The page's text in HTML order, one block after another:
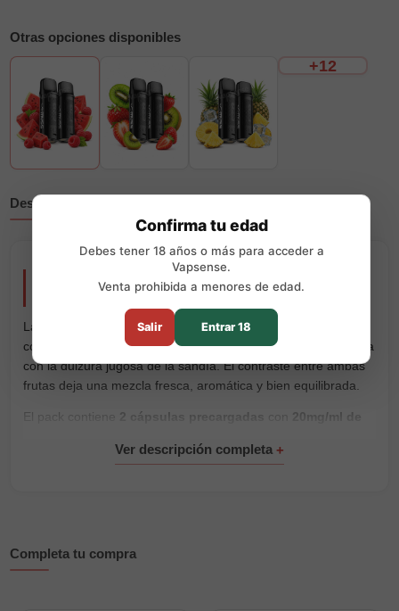
Otras opciones disponibles
+12
Descripción
Recarga Muss Mármol Pro Raspberry Watermelon
La
Recarga Muss Mármol Pro Raspberry Watermelon
combina el sabor intenso y ligeramente ácido de la frambuesa
con la dulzura jugosa de la sandía. El contraste entre ambas
frutas deja una mezcla fresca, aromática y bien equilibrada.
El pack contiene 2 cápsulas precargadas
20mg/ml de
. Son compatibles exclusivamente con el
Marca:
Muss Vape
Completa tu compra
Confirma tu edad
Debes tener 18 años o más para acceder a
Vapsense.
Venta prohibida a menores de edad.
Salir Entrar 18